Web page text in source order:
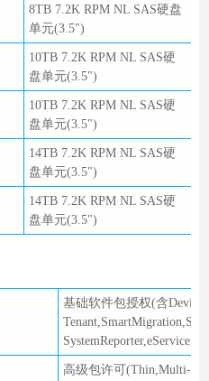
8TB 7.2K RPM NL SAS硬盘
单元(3.5")
10TB 7.2K RPM NL SAS硬
盘单元(3.5")
10TB 7.2K RPM NL SAS硬
盘单元(3.5")
14TB 7.2K RPM NL SAS硬
盘单元(3.5")
14TB 7.2K RPM NL SAS硬
盘单元(3.5")
基础软件包授权(含
高级包许可(Thin,Multi-